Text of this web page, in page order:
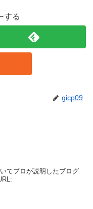
する
gicp09
てプロが説明したブログ